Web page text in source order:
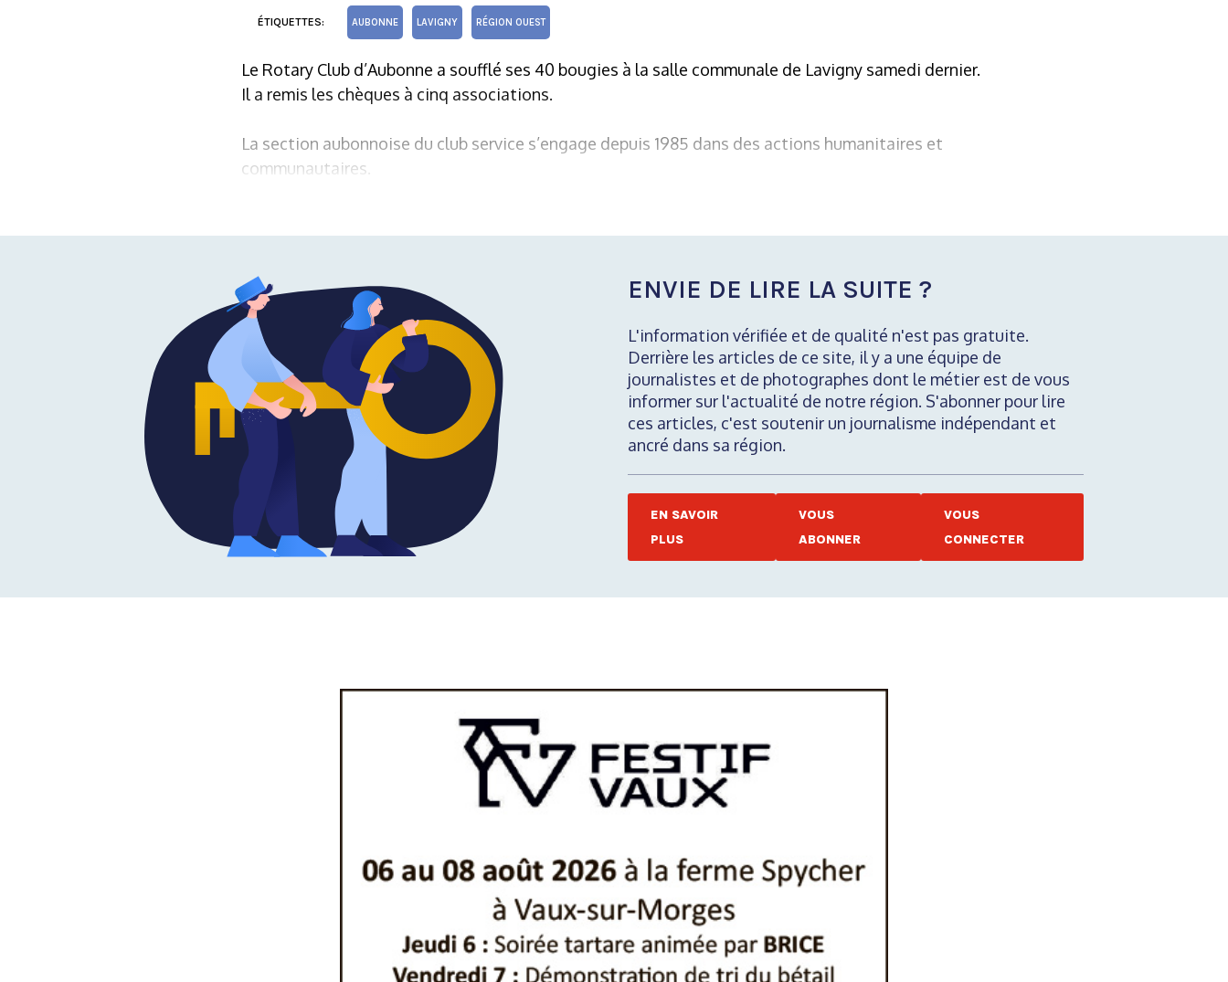
ÉTIQUETTES: AUBONNE LAVIGNY RÉGION OUEST
Le Rotary Club d’Aubonne a soufflé ses 40 bougies à la salle communale de Lavigny samedi dernier.
Il a remis les chèques à cinq associations.
La section aubonnoise du club service s’engage depuis 1985 dans des actions humanitaires et
communautaires.
ENVIE DE LIRE LA SUITE ?
L'information vérifiée et de qualité n'est pas gratuite.
Derrière les articles de ce site, il y a une équipe de
journalistes et de photographes dont le métier est de vous
informer sur l'actualité de notre région. S'abonner pour lire
ces articles, c'est soutenir un journalisme indépendant et
ancré dans sa région.
EN SAVOIR
PLUS
VOUS
ABONNER
VOUS
CONNECTER